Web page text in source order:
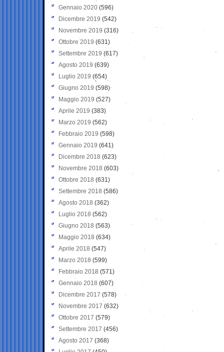
Gennaio 2020 (596)
Dicembre 2019 (542)
Novembre 2019 (316)
Ottobre 2019 (631)
Settembre 2019 (617)
Agosto 2019 (639)
Luglio 2019 (654)
Giugno 2019 (598)
Maggio 2019 (527)
Aprile 2019 (383)
Marzo 2019 (562)
Febbraio 2019 (598)
Gennaio 2019 (641)
Dicembre 2018 (623)
Novembre 2018 (603)
Ottobre 2018 (631)
Settembre 2018 (586)
Agosto 2018 (362)
Luglio 2018 (562)
Giugno 2018 (563)
Maggio 2018 (634)
Aprile 2018 (547)
Marzo 2018 (599)
Febbraio 2018 (571)
Gennaio 2018 (607)
Dicembre 2017 (578)
Novembre 2017 (632)
Ottobre 2017 (579)
Settembre 2017 (456)
Agosto 2017 (368)